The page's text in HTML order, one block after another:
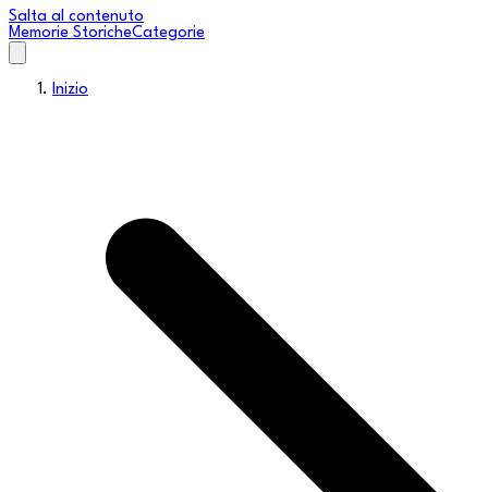
Salta al contenuto
Memorie StoricheCategorie
Inizio